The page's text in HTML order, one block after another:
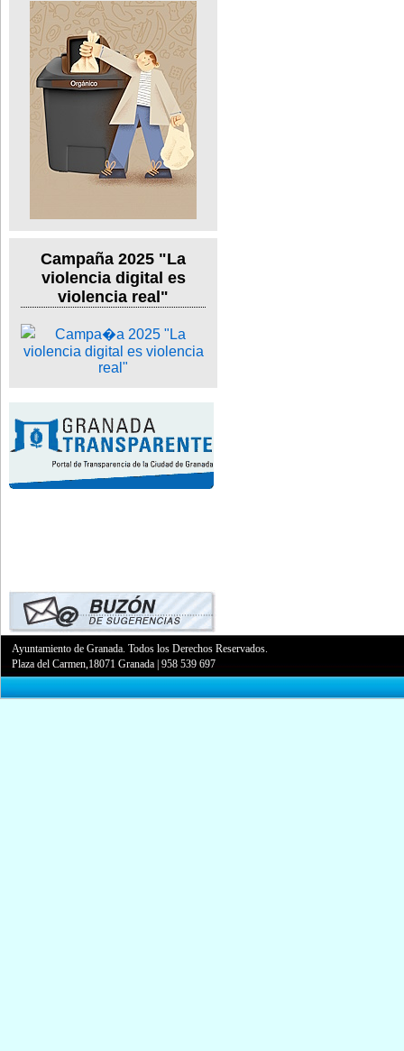
Campaña 2025 "La
violencia digital es
violencia real"
Ayuntamiento de Granada. Todos los Derechos Reservados.
Plaza del Carmen,18071 Granada |958 539 697